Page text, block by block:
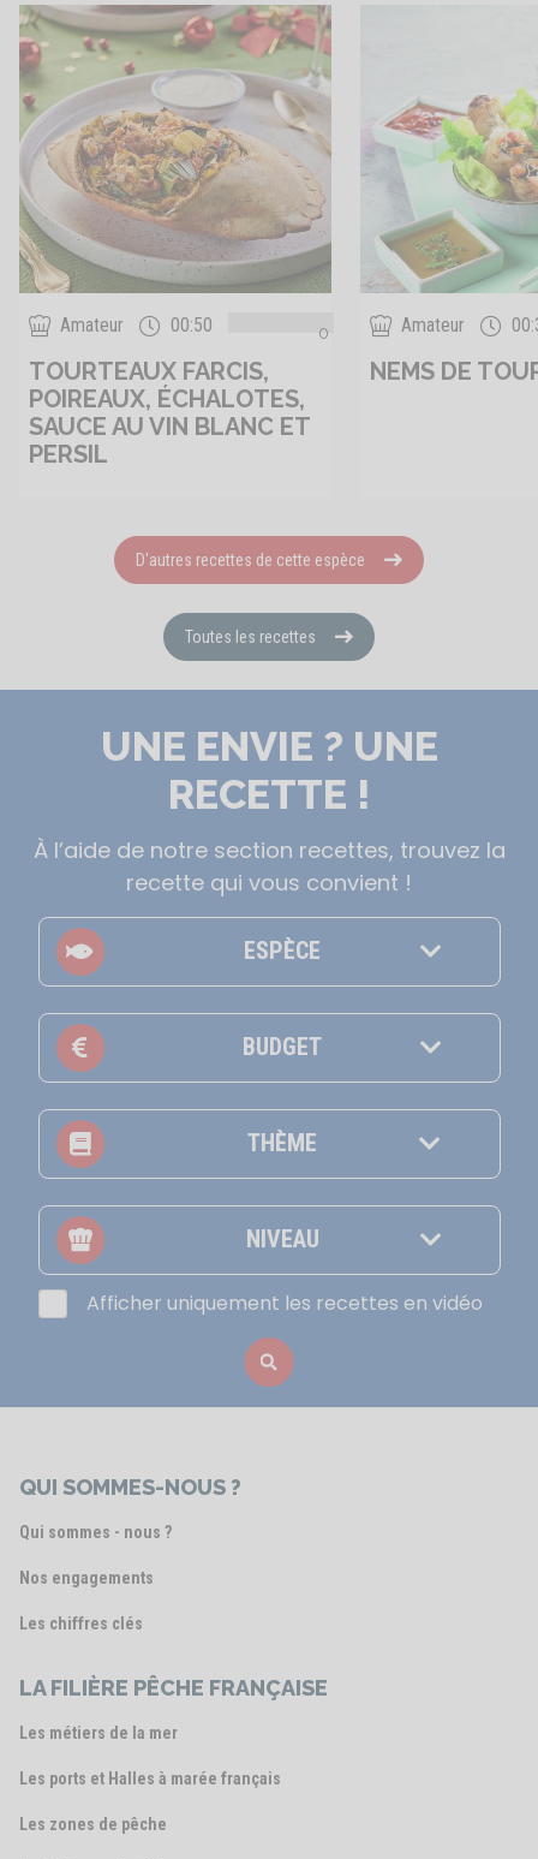
Amateur 00:50 0
TOURTEAUX FARCIS,
POIREAUX, ÉCHALOTES,
SAUCE AU VIN BLANC ET
PERSIL
Amateur
NEMS DE
D'autres recettes de cette espèce
Toutes les recettes
UNE ENVIE ? UNE
RECETTE !
À l’aide de notre section recettes, trouvez la
recette qui vous convient !
ESPÈCE
BUDGET
THÈME
NIVEAU
Afficher uniquement les recettes en vidéo
QUI SOMMES-NOUS ?
Qui sommes - nous ?
Nos engagements
Les chiffres clés
LA FILIÈRE PÊCHE FRANÇAISE
Les métiers de la mer
Les ports et Halles à marée français
Les zones de pêche